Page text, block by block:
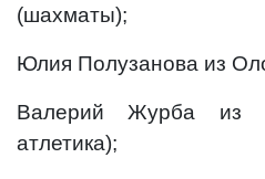
(шахматы);
Юлия Полузанова из
Валерий Журба из
атлетика);